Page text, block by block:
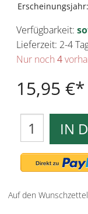
Erscheinungsjahr:
Verfügbarkeit:
Lieferzeit: 2-4
Nur noch 4
15,95 €
IN
Auf den Wunschzettel